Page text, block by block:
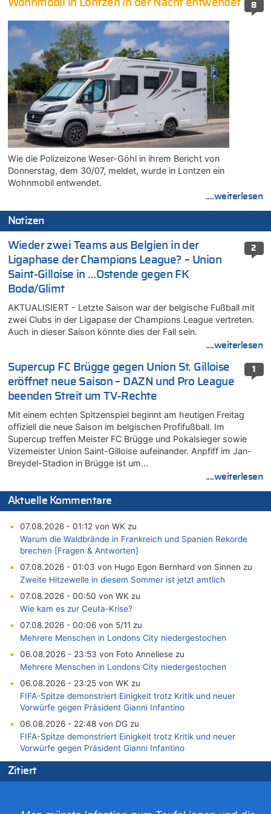
8
Wohnmobil in Lontzen in der Nacht entwendet
Wie die Polizeizone Weser-Göhl in ihrem Bericht von
Donnerstag, dem 30/07, meldet, wurde in Lontzen ein
Wohnmobil entwendet.
....weiterlesen
Notizen
2
Wieder zwei Teams aus Belgien in der
Ligaphase der Champions League? – Union
Saint-Gilloise in …Ostende gegen FK
Bodø/Glimt
AKTUALISIERT - Letzte Saison war der belgische Fußball mit
zwei Clubs in der Ligapase der Champions League vertreten.
Auch in dieser Saison könnte dies der Fall sein.
....weiterlesen
1
Supercup FC Brügge gegen Union St. Gilloise
eröffnet neue Saison – DAZN und Pro League
beenden Streit um TV-Rechte
Mit einem echten Spitzenspiel beginnt am heutigen Freitag
offiziell die neue Saison im belgischen Profifußball. Im
Supercup treffen Meister FC Brügge und Pokalsieger sowie
Vizemeister Union Saint-Gilloise aufeinander. Anpfiff im Jan-
Breydel-Stadion in Brügge ist um…
....weiterlesen
Aktuelle Kommentare
07.08.2026 - 01:12 von WK zu
Warum die Waldbrände in Frankreich und Spanien Rekorde
brechen [Fragen & Antworten]
07.08.2026 - 01:03 von Hugo Egon Bernhard von Sinnen zu
Zweite Hitzewelle in diesem Sommer ist jetzt amtlich
07.08.2026 - 00:50 von WK zu
Wie kam es zur Ceuta-Krise?
07.08.2026 - 00:06 von 5/11 zu
Mehrere Menschen in Londons City niedergestochen
06.08.2026 - 23:53 von Foto Anneliese zu
Mehrere Menschen in Londons City niedergestochen
06.08.2026 - 23:25 von WK zu
FIFA-Spitze demonstriert Einigkeit trotz Kritik und neuer
Vorwürfe gegen Präsident Gianni Infantino
06.08.2026 - 22:48 von DG zu
FIFA-Spitze demonstriert Einigkeit trotz Kritik und neuer
Vorwürfe gegen Präsident Gianni Infantino
06.08.2026 - 22:07 von DR ALBERN zu
FIFA-Spitze demonstriert Einigkeit trotz Kritik und neuer
Zitiert